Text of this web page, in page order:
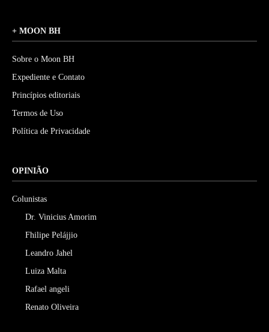
+ MOON BH
Sobre o Moon BH
Expediente e Contato
Princípios editoriais
Termos de Uso
Política de Privacidade
OPINIÃO
Colunistas
Dr. Vinicius Amorim
Fhilipe Pelájjio
Leandro Jahel
Luiza Malta
Rafael angeli
Renato Oliveira